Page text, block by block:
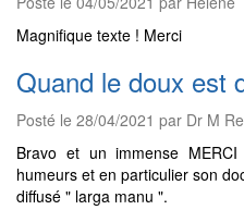
Magnifique texte ! Merci
Quand le doux est
Posté le 28/04/2021 par Dr M
Bravo et un immense
humeurs et en particulier son
diffusé " larga manu ".